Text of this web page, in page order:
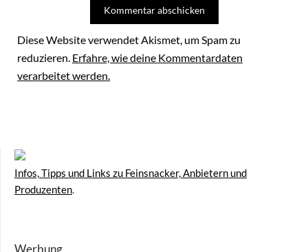
Diese Website verwendet Akismet, um Spam zu
reduzieren. Erfahre, wie deine Kommentardaten
verarbeitet werden.
Infos, Tipps und Links zu Feinsnacker, Anbietern und
Produzenten.
Werbung